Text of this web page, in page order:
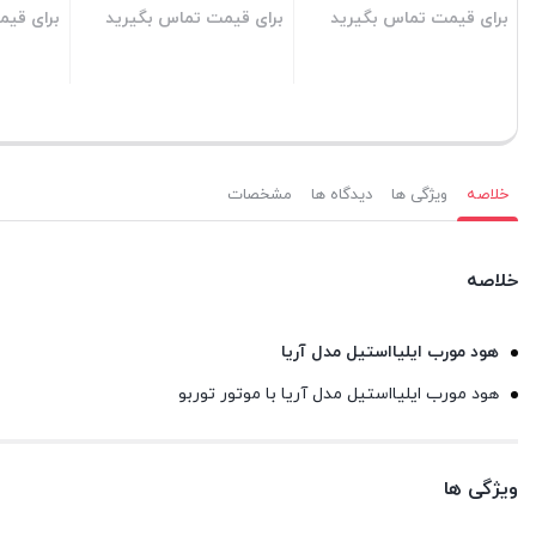
برای قیمت تماس بگیرید برای قیمت تماس بگیرید برای
خلاصه ویژگی ها دیدگاه ها مشخصات
خلاصه
هود مورب ایلیااستیل مدل آریا
هود مورب ایلیااستیل مدل آریا با موتور توربو
ویژگی ها